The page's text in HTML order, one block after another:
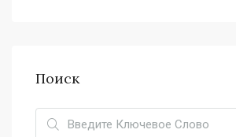
Поиск